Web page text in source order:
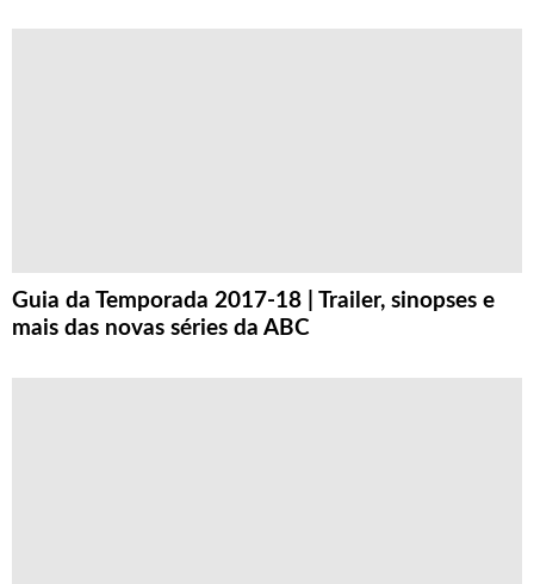
Guia da Temporada 2017-18 | Trailer, sinopses e
mais das novas séries da ABC